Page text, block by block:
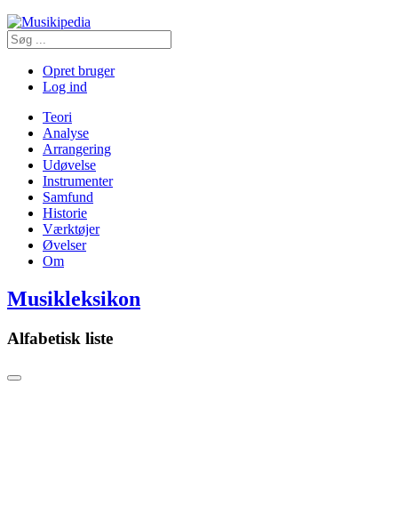
Opret bruger
Log ind
Teori
Analyse
Arrangering
Udøvelse
Instrumenter
Samfund
Historie
Værktøjer
Øvelser
Om
Musikleksikon
Alfabetisk liste